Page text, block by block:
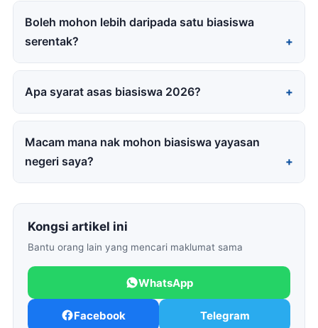
Boleh mohon lebih daripada satu biasiswa
serentak?
Apa syarat asas biasiswa 2026?
Macam mana nak mohon biasiswa yayasan
negeri saya?
Kongsi artikel ini
Bantu orang lain yang mencari maklumat sama
WhatsApp
Facebook Telegram